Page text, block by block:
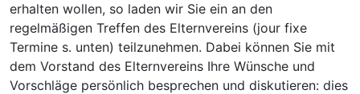
erhalten wollen, so laden wir Sie ein an den
regelmäßigen Treffen des Elternvereins (jour fixe
Termine s. unten) teilzunehmen. Dabei können Sie mit
dem Vorstand des Elternvereins Ihre Wünsche und
Vorschläge persönlich besprechen und diskutieren: dies